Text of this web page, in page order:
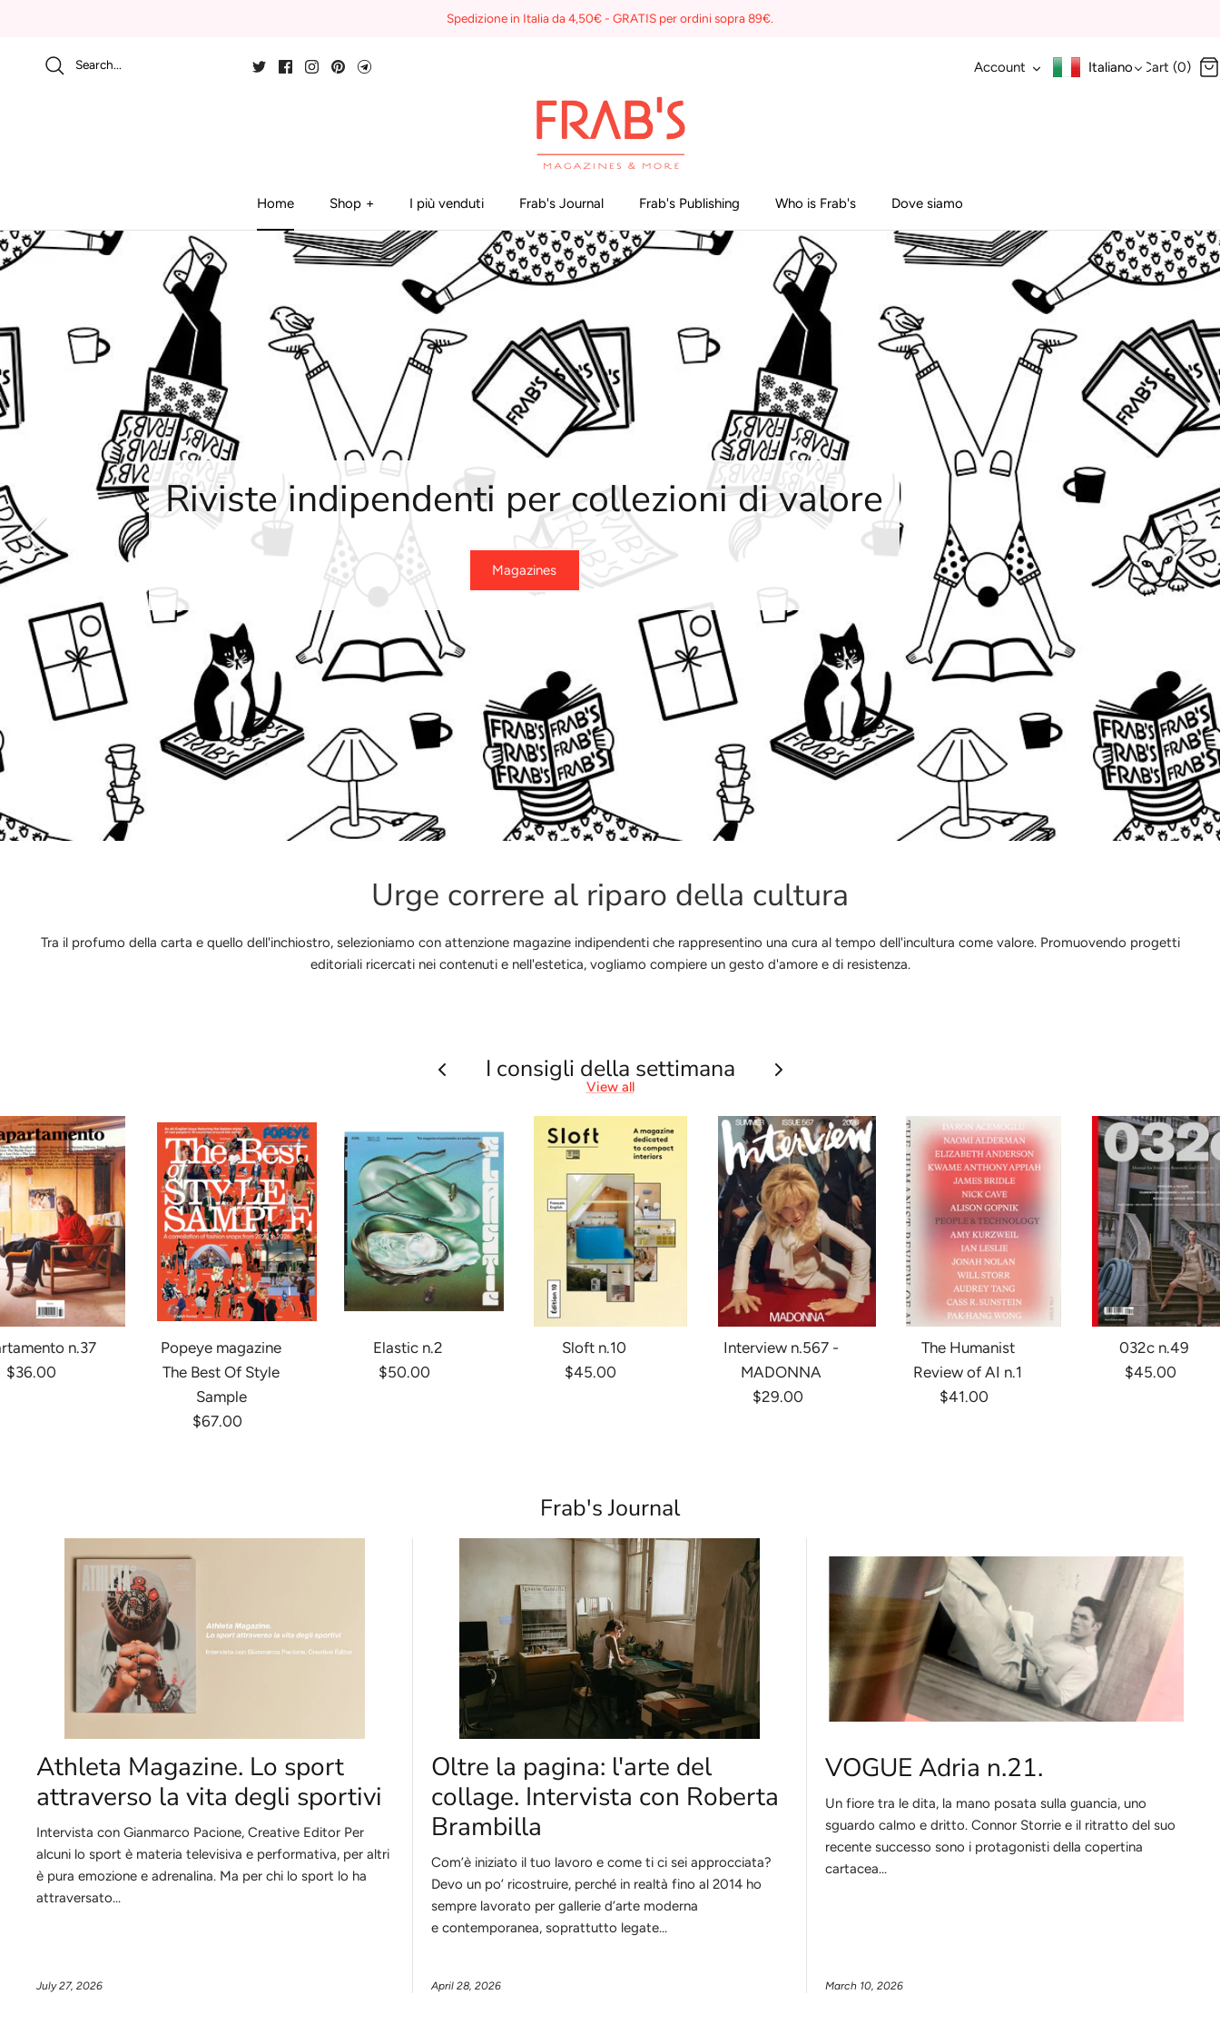
Spedizione in Italia da 4,50€ - GRATIS per ordini sopra 89€.
Search... Account Italiano Cart (0)
Home Shop I più venduti Frab's Journal Frab's Publishing Who is Frab's Dove siamo
Riviste indipendenti per collezioni di valore
Magazines
Urge correre al riparo della cultura
Tra il profumo della carta e quello dell'inchiostro, selezioniamo con attenzione magazine indipendenti che rappresentino una cura al tempo dell'incultura come valore. Promuovendo progetti
editoriali ricercati nei contenuti e nell'estetica, vogliamo compiere un gesto d'amore e di resistenza.
I consigli della settimana
View all
n.37
$36.00
Popeye magazine
The Best Of Style
Sample
$67.00
Elastic n.2
$50.00
Sloft n.10
$45.00
Interview n.567 -
MADONNA
$29.00
The Humanist
Review of AI n.1
$41.00
032c n.49
$45.00
Frab's Journal
Athleta Magazine. Lo sport
attraverso la vita degli sportivi
Intervista con Gianmarco Pacione, Creative Editor Per
alcuni lo sport è materia televisiva e performativa, per altri
è pura emozione e adrenalina. Ma per chi lo sport lo ha
attraversato...
July 27, 2026
Oltre la pagina: l'arte del
collage. Intervista con Roberta
Brambilla
Com’è iniziato il tuo lavoro e come ti ci sei approcciata?
Devo un po’ ricostruire, perché in realtà fino al 2014 ho
sempre lavorato per gallerie d’arte moderna
e contemporanea, soprattutto legate...
April 28, 2026
VOGUE Adria n.21.
Un fiore tra le dita, la mano posata sulla guancia, uno
sguardo calmo e dritto. Connor Storrie e il ritratto del suo
recente successo sono i protagonisti della copertina
cartacea...
March 10, 2026